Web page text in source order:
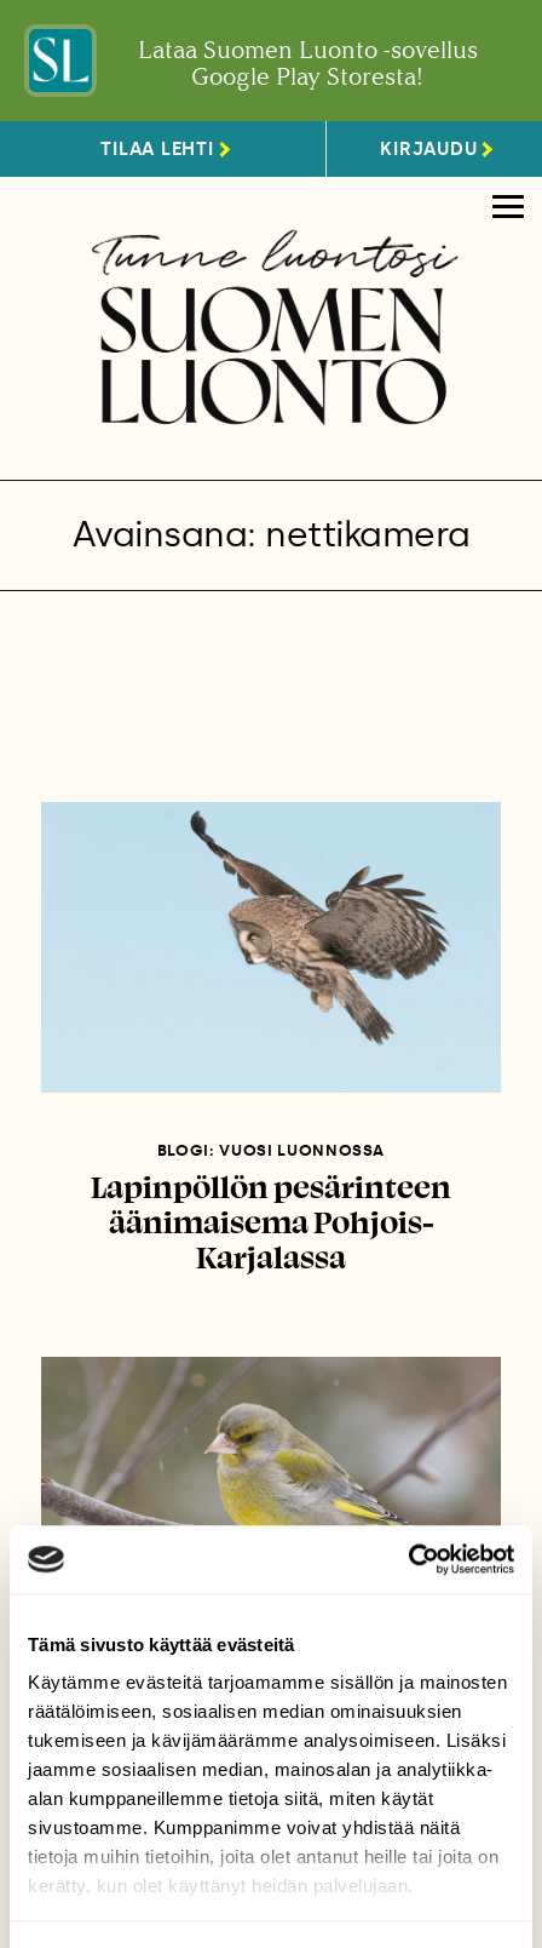
Tämä sivusto käyttää evästeitä
Käytämme evästeitä tarjoamamme sisällön ja mainosten
räätälöimiseen, sosiaalisen median ominaisuuksien
tukemiseen ja kävijämäärämme analysoimiseen. Lisäksi
jaamme sosiaalisen median, mainosalan ja analytiikka-
alan kumppaneillemme tietoja siitä, miten käytät
sivustoamme. Kumppanimme voivat yhdistää näitä
tietoja muihin tietoihin, joita olet antanut heille tai joita on
kerätty, kun olet käyttänyt heidän palvelujaan.
Lataa Suomen Luonto -sovellus
Google Play Storesta!
TILAA LEHTI KIRJAUDU
Avainsana: nettikamera
BLOGI: VUOSI LUONNOSSA
Lapinpöllön pesärinteen
äänimaisema Pohjois-
Karjalassa
BLOGI: VUOSI LUONNOSSA
Yksi linkki talviruokintaan